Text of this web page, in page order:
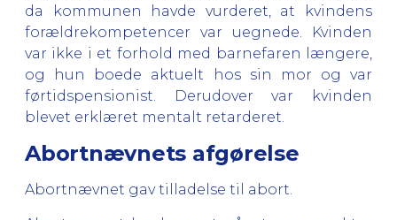
da kommunen havde vurderet, at kvindens
forældrekompetencer var uegnede. Kvinden
var ikke i et forhold med barnefaren længere,
og hun boede aktuelt hos sin mor og var
førtidspensionist. Derudover var kvinden
blevet erklæret mentalt retarderet.
Abortnævnets afgørelse
Abortnævnet gav tilladelse til abort.